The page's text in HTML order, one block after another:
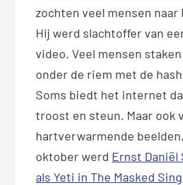
zochten veel mensen naar
Hij werd slachtoffer van
video. Veel mensen
onder de riem met de
Soms biedt het internet
troost en steun. Maar ook
hartverwarmende
oktober werd Ernst Daniël
als Yeti in The Masked